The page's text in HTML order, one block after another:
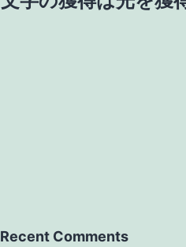
Recent Comments